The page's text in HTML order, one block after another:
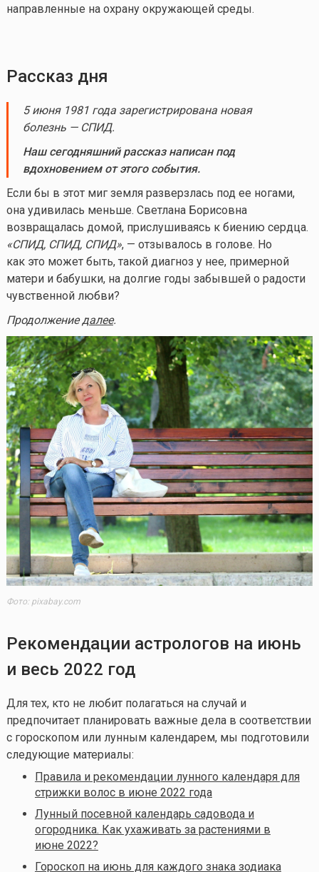
направленные на охрану окружающей среды.
Рассказ дня
5 июня 1981 года зарегистрирована новая
болезнь — СПИД.
Наш сегодняшний рассказ написан под
вдохновением от этого события.
Если бы в этот миг земля разверзлась под ее ногами,
она удивилась меньше. Светлана Борисовна
возвращалась домой, прислушиваясь к биению сердца.
«СПИД, СПИД, СПИД», — отзывалось в голове. Но
как это может быть, такой диагноз у нее, примерной
матери и бабушки, на долгие годы забывшей о радости
чувственной любви?
Продолжениедалее.
Фото: pixabay.com
Рекомендации астрологов на июнь
и весь 2022 год
Для тех, кто не любит полагаться на случай и
предпочитает планировать важные дела в соответствии
с гороскопом или лунным календарем, мы подготовили
следующие материалы:
Правила и рекомендации лунного календаря для
стрижки волос в июне 2022 года
Лунный посевной календарь садовода и
огородника. Как ухаживать за растениями в
июне 2022?
Гороскоп на июнь для каждого знака зодиака